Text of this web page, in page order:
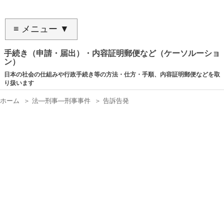
≡ メニュー ▼
手続き（申請・届出）・内容証明郵便など（ケーソルーショ
ン）
日本の社会の仕組みや行政手続き等の方法・仕方・手順、内容証明郵便などを取
り扱います
ホーム ＞ 法―刑事―刑事事件 ＞ 告訴告発